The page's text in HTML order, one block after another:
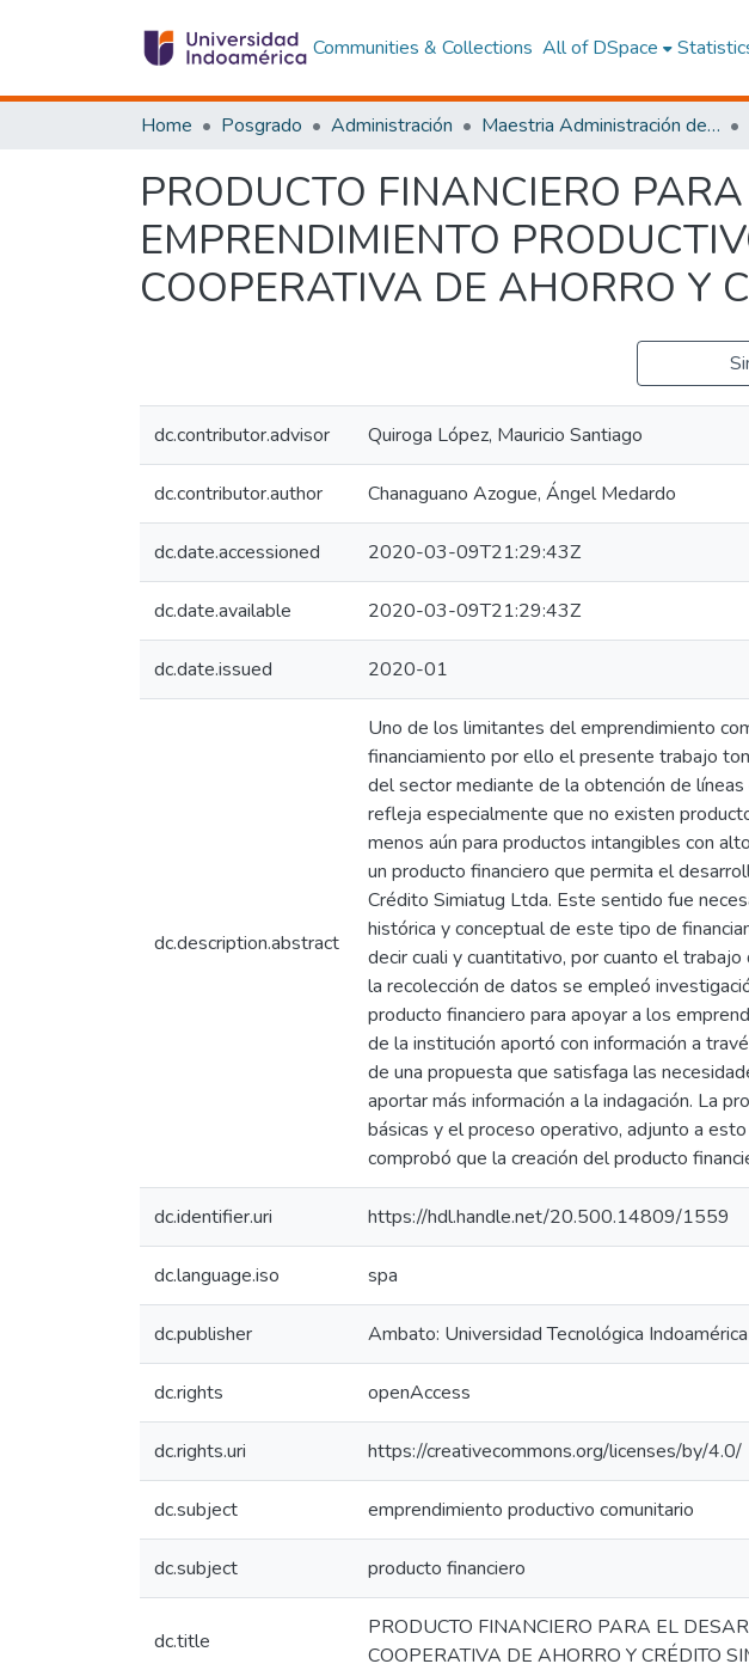
Communities & Collections All of DSpace
Home Posgrado Administración Maestria Administración de las Organizaciones de la Economía Social y Solidaria
PRODUCTO FINANCIERO
EMPRENDIMIENTO
COOPERATIVA DE AHORRO Y
dc.contributor.advisor Quiroga López, Mauricio Santiago
dc.contributor.author Chanaguano Azogue, Ángel Medardo
dc.date.accessioned 2020-03-09T21:29:43Z
dc.date.available 2020-03-09T21:29:43Z
dc.date.issued 2020-01
dc.description.abstract
Uno de los limitantes del emprendimiento
financiamiento por ello el presente trabajo
del sector mediante de la obtención de
refleja especialmente que no existen
menos aún para productos intangibles con
un producto financiero que permita el
Crédito Simiatug Ltda. Este sentido fue
histórica y conceptual de este tipo de
decir cuali y cuantitativo, por cuanto el
la recolección de datos se empleó
producto financiero para apoyar a los
de la institución aportó con información a
de una propuesta que satisfaga las
aportar más información a la indagación. La
básicas y el proceso operativo, adjunto a
comprobó que la creación del producto
dc.identifier.uri https://hdl.handle.net/20.500.14809/1559
dc.language.iso spa
dc.publisher Ambato: Universidad Tecnológica Indoamérica
dc.rights openAccess
dc.rights.uri https://creativecommons.org/licenses/by/4.0/
dc.subject emprendimiento productivo comunitario
dc.subject producto financiero
dc.title
PRODUCTO FINANCIERO PARA EL
COOPERATIVA DE AHORRO Y CRÉDITO